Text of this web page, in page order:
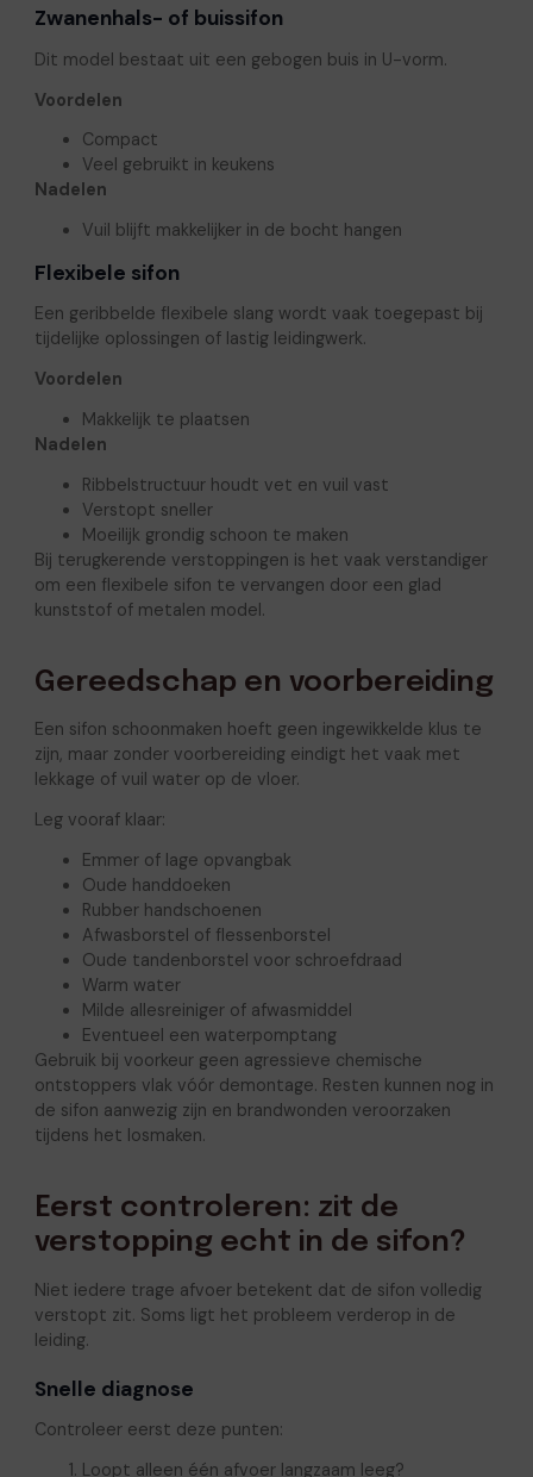
Zwanenhals- of buissifon
Dit model bestaat uit een gebogen buis in U-vorm.
Voordelen
Compact
Veel gebruikt in keukens
Nadelen
Vuil blijft makkelijker in de bocht hangen
Flexibele sifon
Een geribbelde flexibele slang wordt vaak toegepast bij
tijdelijke oplossingen of lastig leidingwerk.
Voordelen
Makkelijk te plaatsen
Nadelen
Ribbelstructuur houdt vet en vuil vast
Verstopt sneller
Moeilijk grondig schoon te maken
Bij terugkerende verstoppingen is het vaak verstandiger
om een flexibele sifon te vervangen door een glad
kunststof of metalen model.
Gereedschap en voorbereiding
Een sifon schoonmaken hoeft geen ingewikkelde klus te
zijn, maar zonder voorbereiding eindigt het vaak met
lekkage of vuil water op de vloer.
Leg vooraf klaar:
Emmer of lage opvangbak
Oude handdoeken
Rubber handschoenen
Afwasborstel of flessenborstel
Oude tandenborstel voor schroefdraad
Warm water
Milde allesreiniger of afwasmiddel
Eventueel een waterpomptang
Gebruik bij voorkeur geen agressieve chemische
ontstoppers vlak vóór demontage. Resten kunnen nog in
de sifon aanwezig zijn en brandwonden veroorzaken
tijdens het losmaken.
Eerst controleren: zit de
verstopping echt in de sifon?
Niet iedere trage afvoer betekent dat de sifon volledig
verstopt zit. Soms ligt het probleem verderop in de
leiding.
Snelle diagnose
Controleer eerst deze punten:
Loopt alleen één afvoer langzaam leeg?